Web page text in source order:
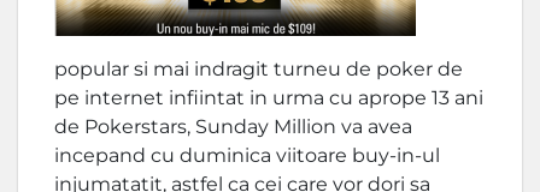
popular si mai indragit turneu de poker de
pe internet infiintat in urma cu aprope 13 ani
de Pokerstars, Sunday Million va avea
incepand cu duminica viitoare buy-in-ul
injumatatit, astfel ca cei care vor dori sa